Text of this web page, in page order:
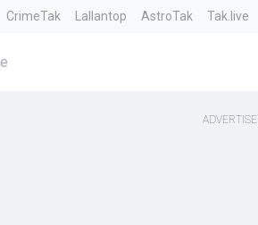
CrimeTak Lallantop AstroTak Tak.live